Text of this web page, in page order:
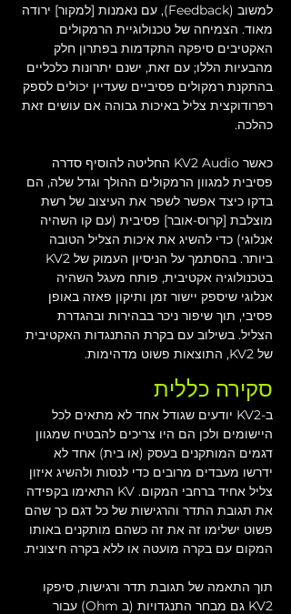
למשוב (Feedback), עם נאמנות [למקור] ירודה
מאוד. הצמיחה של טכנולוגיית הרמקולים
האקטיבים סיפקה התקדמות בפתרון חלק
מהבעיות הללו; עם זאת, ישנם יתרונות כלכליים
בהתקנת רמקולים פסיביים שעדיין יכולים לספק
רפרודוקצית צליל באיכות גבוהה אם עושים זאת
כהלכה.
כאשר KV2 Audio החליטה להוסיף סדרה
פסיבית למגוון הרמקולים ההולך וגדל שלה, הם
בדקו כיצד אפשר לשפר את העיצוב של רשת
מוצלבת [קרוס-אובר] פסיבית (עם קו השהיה
אנלוגי) כדי להשיג את איכות הצליל הטובה
בטכנולוגיה אקטיבית, פותח מעגל השהיה
אנלוגי שיספק יישור זמן ותיקון פאזה באופן
פסיבי, תוך שיפור ניכר בבהירות ובהגדרת
הצליל. בשילוב עם בקרת ההתנגדות האקטיבית
של KV2, התוצאות פשוט מדהימות.
סקירה כללית
ב-KV2 יודעים שגודל אחד לא מתאים לכל
היישומים ולכן הם היו צריכים להבטיח שמגוון
דגמים המותקנים בעסק (או בית) אחד לא
ידרשו מעבדים מרובים כדי לנסות ולהשיג איזון
צליל אחיד ברחבי המקום. KV התאימו בקפידה
את תגובת התדר והרגישות של כל דגם כך שהם
פשוט ישלימו זה את זה כשהם מותקנים באותו
המקום עם בקרה מועטה או ללא בקרה חיצונית.
תוך התאמה של תגובת תדר ורגישות, סיפקו
KV2 גם מבחר התנגדויות (ב Ohm) עבור